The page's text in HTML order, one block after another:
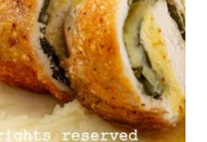
DÍA
DE
LA
MADRE